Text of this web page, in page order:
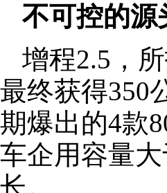
不可控的源
增程2.5，
最终获得350
期爆出的4款
车企用容量
长。